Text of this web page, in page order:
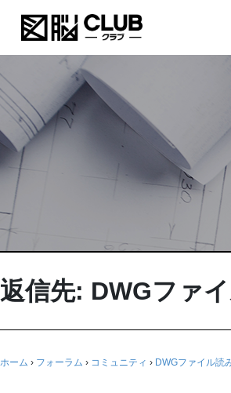
返信先: DWGファ
ホーム › フォーラム › コミュニティ › DWGファイル読